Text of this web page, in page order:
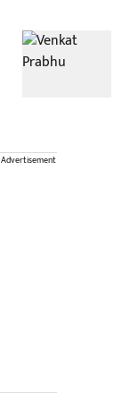
Advertisement